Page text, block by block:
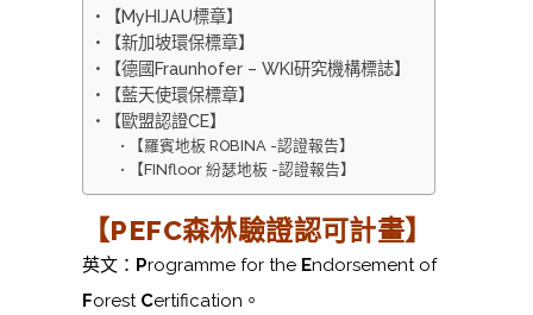
【MyHIJAU標章】
【新加坡環保標章】
【德國Fraunhofer – WKI研究機構標誌】
【藍天使環保標章】
【歐盟認證CE】
【羅賓地板 ROBINA -認證報告】
【FINfloor 紛瑟地板 -認證報告】
【PEFC森林驗證認可計畫】
英文： Programme for the Endorsement of
Forest Certification。